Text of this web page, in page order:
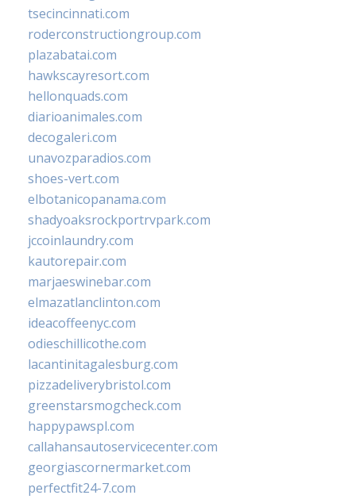
tsecincinnati.com
roderconstructiongroup.com
plazabatai.com
hawkscayresort.com
hellonquads.com
diarioanimales.com
decogaleri.com
unavozparadios.com
shoes-vert.com
elbotanicopanama.com
shadyoaksrockportrvpark.com
jccoinlaundry.com
kautorepair.com
marjaeswinebar.com
elmazatlanclinton.com
ideacoffeenyc.com
odieschillicothe.com
lacantinitagalesburg.com
pizzadeliverybristol.com
greenstarsmogcheck.com
happypawspl.com
callahansautoservicecenter.com
georgiascornermarket.com
perfectfit24-7.com